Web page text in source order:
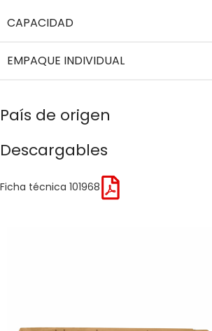
CAPACIDAD
EMPAQUE INDIVIDUAL
País de origen
Descargables
Ficha técnica 101968